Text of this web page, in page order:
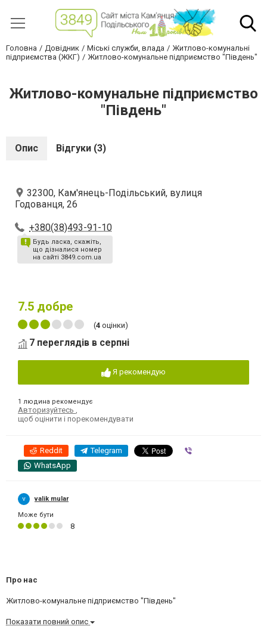
Головна Довідник Міські служби, влада
Житлово-комунальні
підприємства (ЖКГ)
Житлово-комунальне підприємство "Південь"
Житлово-комунальне підприємство
"Південь"
Опис Відгуки (3)
32300, Кам'янець-Подільський, вулиця
Годованця, 26
+380(38)493-91-10
Будь ласка, скажіть,
що дізналися номер
на сайті 3849.com.ua
7.5 добре
(4 оцінки)
7 переглядів в серпні
Я рекомендую
1 людина рекомендує
Авторизуйтесь
щоб оцінити і порекомендувати
Reddit Telegram
WhatsApp
valik mular
Може бути
8
Про нас
Житлово-комунальне підприємство "Південь"
Показати повний опис